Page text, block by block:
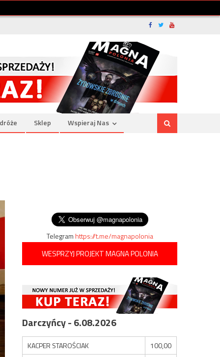
Sklep Wspieraj Nas
Telegramhttps://t.me/magnapolonia
WESPRZYJ PROJEKT MAGNA POLONIA
Darczyńcy - 6.08.2026
KACPER STAROŚCIAK
100,00